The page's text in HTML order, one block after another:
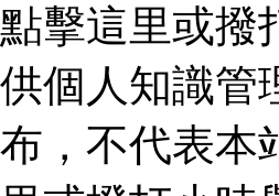
點擊這里或撥
供個人知識管
布，不代表本